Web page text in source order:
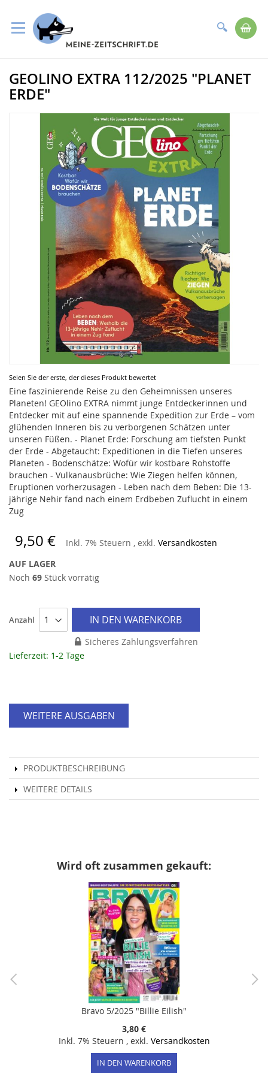
Suche
zum
Inhalt
Seien Sie der erste, der dieses Produkt bewertet
Eine faszinierende Reise zu den Geheimnissen unseres
Planeten! GEOlino EXTRA nimmt junge Entdeckerinnen und
Entdecker mit auf eine spannende Expedition zur Erde – vom
glühenden Inneren bis zu verborgenen Schätzen unter
unseren Füßen. - Planet Erde: Forschung am tiefsten Punkt
der Erde - Abgetaucht: Expeditionen in die Tiefen unseres
Planeten - Bodenschätze: Wofür wir kostbare Rohstoffe
brauchen - Vulkanausbrüche: Wie Ziegen helfen können,
Eruptionen vorherzusagen - Leben nach dem Beben: Die 13-
jährige Nehir fand nach einem Erdbeben Zuflucht in einem
Zug
9,50 € Inkl. 7% Steuern , exkl. Versandkosten
AUF LAGER
Noch 69 Stück vorrätig
Anzahl IN DEN WARENKORB
Sicheres Zahlungsverfahren
Lieferzeit: 1-2 Tage
WEITERE AUSGABEN
PRODUKTBESCHREIBUNG
WEITERE DETAILS
Zum
Ende
der
Bildergalerie
GEOLINO EXTRA 112/2025 "PLANET
ERDE"
Zum
Anfang
der
Bildergalerie
springen
Wird oft zusammen gekauft:
Bravo 5/2025 "Billie Eilish"
3,80 €
Inkl. 7% Steuern , exkl. Versandkosten
IN DEN WARENKORB